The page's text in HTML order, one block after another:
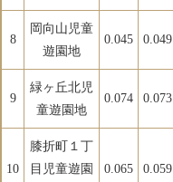
8
岡向山児童
遊園地
0.045 0.049
9
緑ヶ丘北児
童遊園地
0.074 0.073
10
膝折町１丁
目児童遊園
0.065 0.059